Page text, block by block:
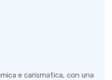
e carismatica, con una